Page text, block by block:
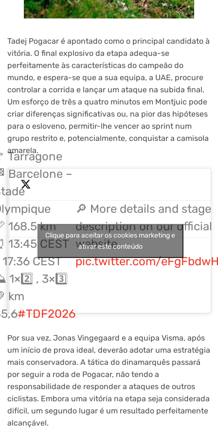
Tadej Pogacar é apontado como o principal candidato à
vitória. O final explosivo da etapa adequa-se
perfeitamente às características do campeão do
mundo, e espera-se que a sua equipa, a UAE, procure
controlar a corrida e lançar um ataque na subida final.
Um esforço de três a quatro minutos em Montjuic pode
criar diferenças significativas ou, na pior das hipóteses
para o esloveno, permitir-lhe vencer ao sprint num
grupo restrito e, potencialmente, conquistar a camisola
amarela.
Tarragone
Barcelone –
168.5 km
13:45 CEST
17:36 CEST
1×2️⃣ , 3×3️⃣
km
#TDF2026
🔎 More details and stage
description on our official
website
pic.twitter.com/
Clique para aceitar os cookies marketing e
ativar este conteúdo
Por sua vez, Jonas Vingegaard e a equipa Visma, após
um início de prova ideal, deverão adotar uma estratégia
mais conservadora. A tática do dinamarquês passará
por seguir a roda de Pogacar, não tendo a
responsabilidade de responder a ataques de outros
ciclistas. Embora uma vitória na etapa seja considerada
difícil, um segundo lugar é um resultado perfeitamente
alcançável.